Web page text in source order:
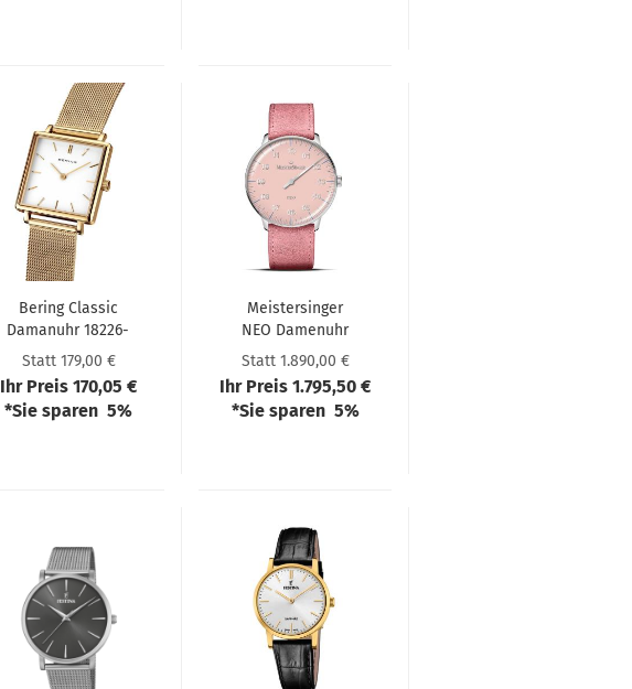
Be­ring Clas­sic
Da­man­uhr 18226-​​
010
Statt 179,00 €
Ihr Preis 170,05 €
*Sie sparen 5%
Meis­ter­sin­ger
NEO Da­men­uhr
S-​NES921S
Statt 1.890,00 €
Ihr Preis 1.795,50 €
*Sie sparen 5%